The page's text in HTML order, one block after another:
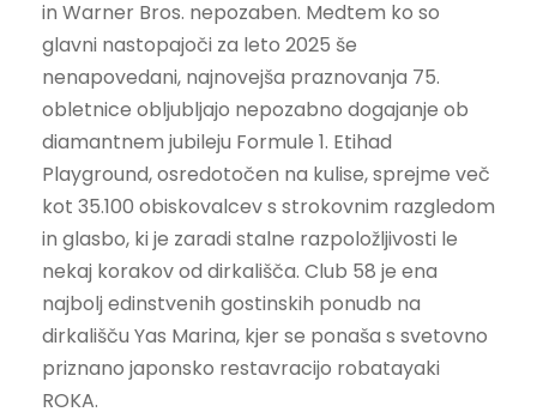
in Warner Bros. nepozaben. Medtem ko so
glavni nastopajoči za leto 2025 še
nenapovedani, najnovejša praznovanja 75.
obletnice obljubljajo nepozabno dogajanje ob
diamantnem jubileju Formule 1. Etihad
Playground, osredotočen na kulise, sprejme več
kot 35.100 obiskovalcev s strokovnim razgledom
in glasbo, ki je zaradi stalne razpoložljivosti le
nekaj korakov od dirkališča. Club 58 je ena
najbolj edinstvenih gostinskih ponudb na
dirkališču Yas Marina, kjer se ponaša s svetovno
priznano japonsko restavracijo robatayaki
ROKA.